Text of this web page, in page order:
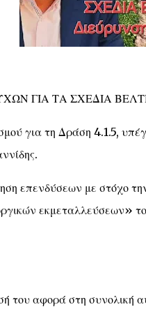
ΓΙΑ ΤΑ ΣΧΕΔΙΑ
για τη Δράση 4.1.5,
επενδύσεων με στόχο
εκμεταλλεύσεων»
του αφορά στη